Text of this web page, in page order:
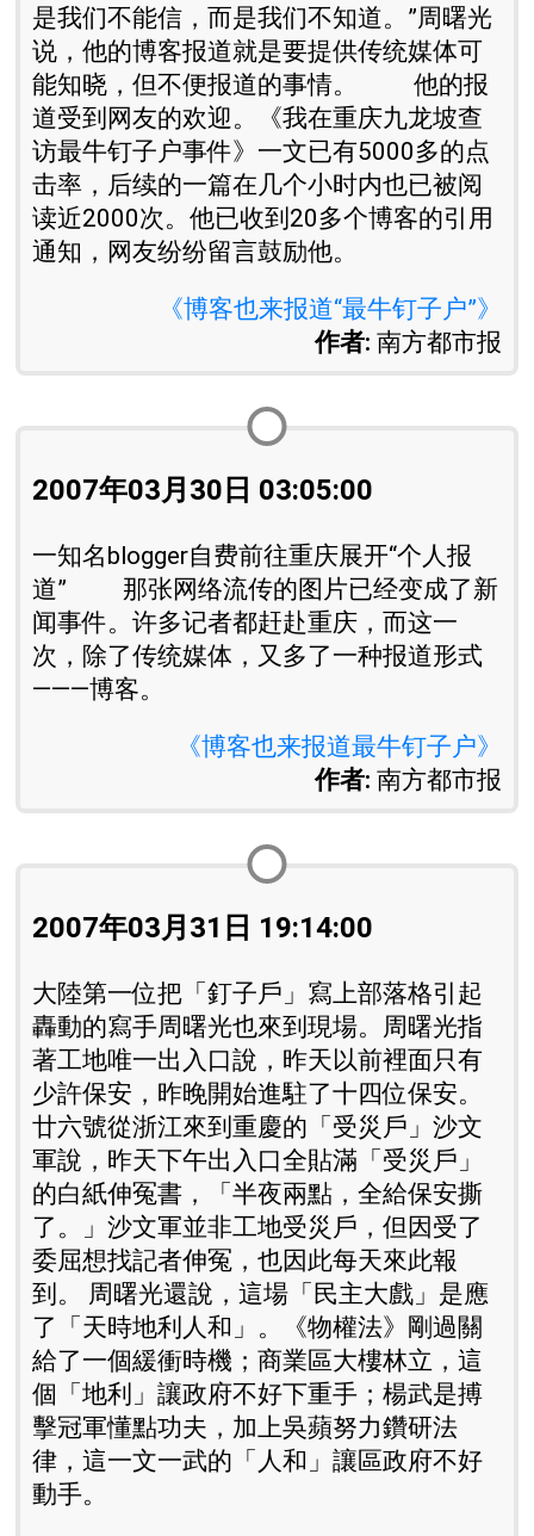
是我们不能信，而是我们不知道。”周曙光
说，他的博客报道就是要提供传统媒体可
能知晓，但不便报道的事情。 他的报
道受到网友的欢迎。《我在重庆九龙坡查
访最牛钉子户事件》一文已有5000多的点
击率，后续的一篇在几个小时内也已被阅
读近2000次。他已收到20多个博客的引用
通知，网友纷纷留言鼓励他。
《博客也来报道“最牛钉子户”》
作者: 南方都市报
2007年03月30日 03:05:00
一知名blogger自费前往重庆展开“个人报
道” 那张网络流传的图片已经变成了新
闻事件。许多记者都赶赴重庆，而这一
次，除了传统媒体，又多了一种报道形式
———博客。
《博客也来报道最牛钉子户》
作者: 南方都市报
2007年03月31日 19:14:00
大陸第一位把「釘子戶」寫上部落格引起
轟動的寫手周曙光也來到現場。周曙光指
著工地唯一出入口說，昨天以前裡面只有
少許保安，昨晚開始進駐了十四位保安。
廿六號從浙江來到重慶的「受災戶」沙文
軍說，昨天下午出入口全貼滿「受災戶」
的白紙伸冤書，「半夜兩點，全給保安撕
了。」沙文軍並非工地受災戶，但因受了
委屈想找記者伸冤，也因此每天來此報
到。 周曙光還說，這場「民主大戲」是應
了「天時地利人和」。《物權法》剛過關
給了一個緩衝時機；商業區大樓林立，這
個「地利」讓政府不好下重手；楊武是搏
擊冠軍懂點功夫，加上吳蘋努力鑽研法
律，這一文一武的「人和」讓區政府不好
動手。